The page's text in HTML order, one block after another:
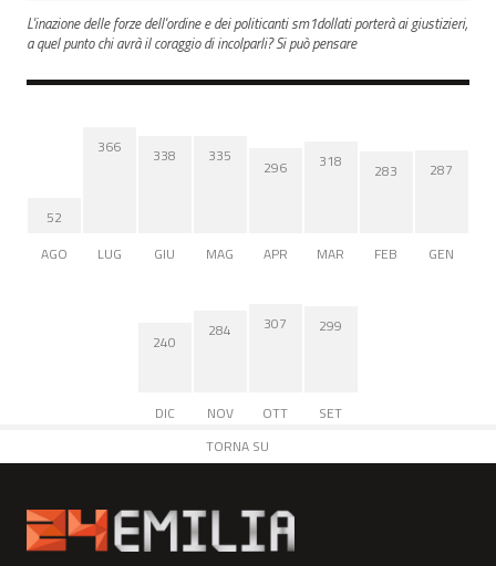
L'inazione delle forze dell'ordine e dei politicanti sm1dollati porterà ai giustizieri,
a quel punto chi avrà il coraggio di incolparli? Si può pensare
52
AGO
366
LUG
338
GIU
335
MAG
296
APR
318
MAR
283
FEB
287
GEN
240
DIC
284
NOV
307
OTT
299
SET
TORNA SU